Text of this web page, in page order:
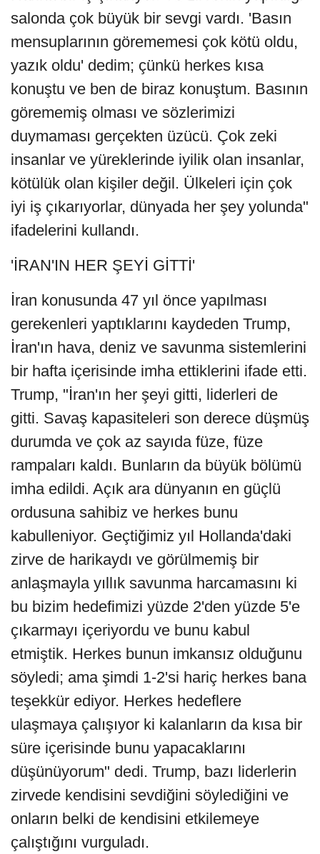
salonda çok büyük bir sevgi vardı. 'Basın
mensuplarının görememesi çok kötü oldu,
yazık oldu' dedim; çünkü herkes kısa
konuştu ve ben de biraz konuştum. Basının
görememiş olması ve sözlerimizi
duymaması gerçekten üzücü. Çok zeki
insanlar ve yüreklerinde iyilik olan insanlar,
kötülük olan kişiler değil. Ülkeleri için çok
iyi iş çıkarıyorlar, dünyada her şey yolunda"
ifadelerini kullandı.
'İRAN'IN HER ŞEYİ GİTTİ'
İran konusunda 47 yıl önce yapılması
gerekenleri yaptıklarını kaydeden Trump,
İran'ın hava, deniz ve savunma sistemlerini
bir hafta içerisinde imha ettiklerini ifade etti.
Trump, "İran'ın her şeyi gitti, liderleri de
gitti. Savaş kapasiteleri son derece düşmüş
durumda ve çok az sayıda füze, füze
rampaları kaldı. Bunların da büyük bölümü
imha edildi. Açık ara dünyanın en güçlü
ordusuna sahibiz ve herkes bunu
kabulleniyor. Geçtiğimiz yıl Hollanda'daki
zirve de harikaydı ve görülmemiş bir
anlaşmayla yıllık savunma harcamasını ki
bu bizim hedefimizi yüzde 2'den yüzde 5'e
çıkarmayı içeriyordu ve bunu kabul
etmiştik. Herkes bunun imkansız olduğunu
söyledi; ama şimdi 1-2'si hariç herkes bana
teşekkür ediyor. Herkes hedeflere
ulaşmaya çalışıyor ki kalanların da kısa bir
süre içerisinde bunu yapacaklarını
düşünüyorum" dedi. Trump, bazı liderlerin
zirvede kendisini sevdiğini söylediğini ve
onların belki de kendisini etkilemeye
çalıştığını vurguladı.